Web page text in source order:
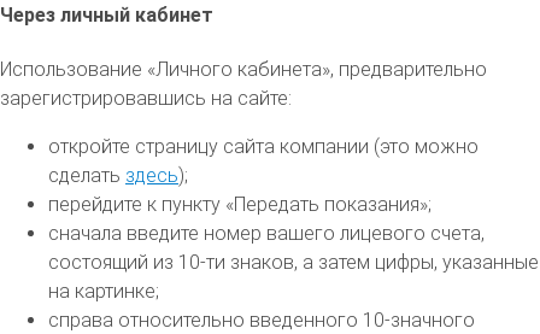
Через личный кабинет
Использование «Личного кабинета», предварительно
зарегистрировавшись на сайте:
откройте страницу сайта компании (это можно
сделать здесь);
перейдите к пункту «Передать показания»;
сначала введите номер вашего лицевого счета,
состоящий из 10-ти знаков, а затем цифры, указанные
на картинке;
справа относительно введенного 10-значного